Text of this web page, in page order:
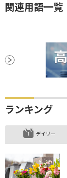
関連用語一覧
ランキング
デイリー